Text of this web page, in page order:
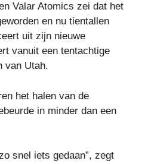
Valar Atomics zei dat het
en nu tientallen
uit zijn nieuwe
vanuit een tentachtige
van Utah.
het halen van de
in minder dan een
snel iets gedaan”, zegt